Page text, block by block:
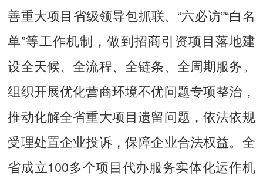
善重大项目省级领导包抓联、“六必访”“白名
单”等工作机制，做到招商引资项目落地建
设全天候、全流程、全链条、全周期服务。
组织开展优化营商环境不优问题专项整治，
推动化解全省重大项目遗留问题，依法依规
受理处置企业投诉，保障企业合法权益。全
省成立100多个项目代办服务实体化运作机